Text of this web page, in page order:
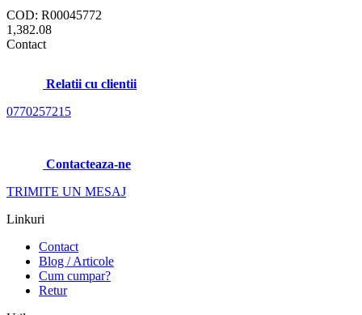
COD: R00045772
1,382.08
Contact
Relatii cu clientii
0770257215
Contacteaza-ne
TRIMITE UN MESAJ
Linkuri
Contact
Blog / Articole
Cum cumpar?
Retur